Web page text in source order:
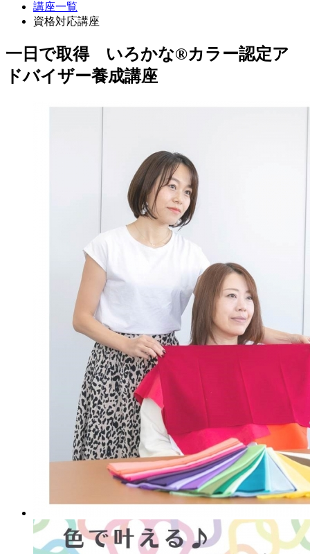
講座一覧
資格対応講座
一日で取得 いろかな®カラー認定ア
ドバイザー養成講座